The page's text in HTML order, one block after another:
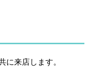
に来店します。